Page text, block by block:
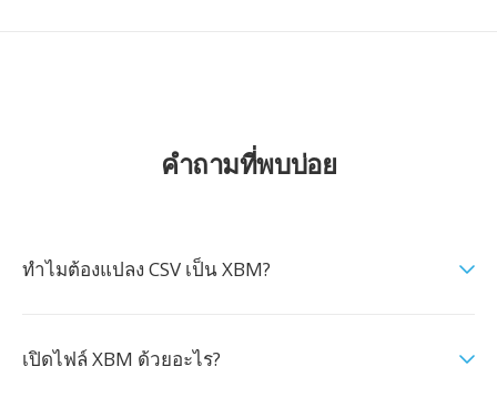
คำถามที่พบบ่อย
ทำไมต้องแปลง CSV เป็น XBM?
เปิดไฟล์ XBM ด้วยอะไร?